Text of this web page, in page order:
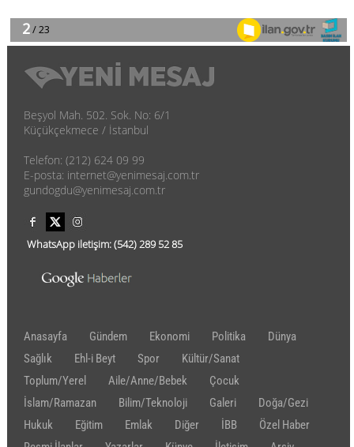
Beşyol Mah. 502. Sok. No: 6/1
Küçükçekmece / İstanbul
Telefon: (212) 624 09 99
E-posta: internet@yenimesaj.com.tr
gundogdu@yenimesaj.com.tr
WhatsApp iletişim:(542)289 52 85
Anasayfa Gündem Ekonomi Politika
Dünya
Sağlık
Ehl-i Beyt Spor
Kültür/Sanat
Toplum/Yerel
Aile/Anne/Bebek
Çocuk
İslam/Ramazan
Bilim/Teknoloji Galeri
Doğa/Gezi
Hukuk
Eğitim Emlak Diğer İBB
Özel Haber